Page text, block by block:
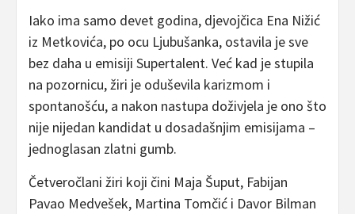
Iako ima samo devet godina, djevojčica Ena Nižić
iz Metkovića, po ocu Ljubušanka, ostavila je sve
bez daha u emisiji Supertalent. Već kad je stupila
na pozornicu, žiri je oduševila karizmom i
spontanošću, a nakon nastupa doživjela je ono što
nije nijedan kandidat u dosadašnjim emisijama –
jednoglasan zlatni gumb.
Četveročlani žiri koji čini Maja Šuput, Fabijan
Pavao Medvešek, Martina Tomčić i Davor Bilman